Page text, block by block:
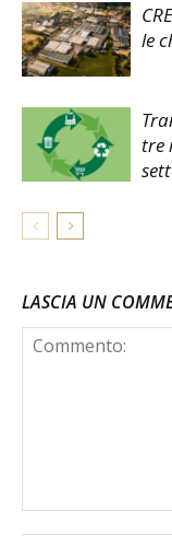
le
tre
LASCIA UN